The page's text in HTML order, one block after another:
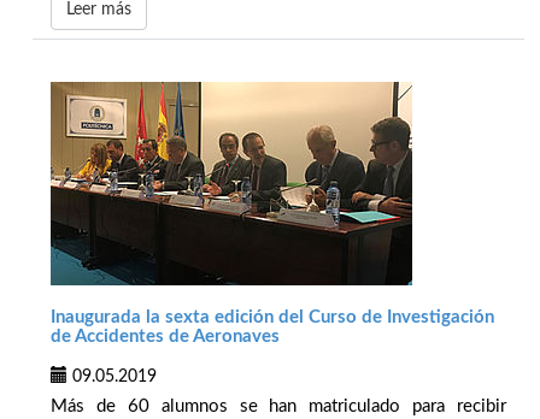
Leer más
Inaugurada la sexta edición del Curso de Investigación
de Accidentes de Aeronaves
09.05.2019
Más de 60 alumnos se han matriculado para recibir